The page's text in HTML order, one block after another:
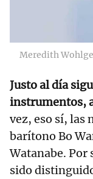
Meredith
Justo al día
instrumentos,
vez, eso sí, las
barítono Bo
Watanabe. Por
sido